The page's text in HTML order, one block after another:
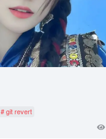
# git revert